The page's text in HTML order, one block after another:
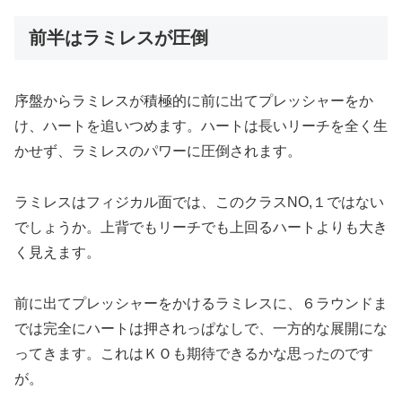
前半はラミレスが圧倒
序盤からラミレスが積極的に前に出てプレッシャーをか
け、ハートを追いつめます。ハートは長いリーチを全く生
かせず、ラミレスのパワーに圧倒されます。
ラミレスはフィジカル面では、このクラスNO,１ではない
でしょうか。上背でもリーチでも上回るハートよりも大き
く見えます。
前に出てプレッシャーをかけるラミレスに、６ラウンドま
では完全にハートは押されっぱなしで、一方的な展開にな
ってきます。これはＫＯも期待できるかな思ったのです
が。